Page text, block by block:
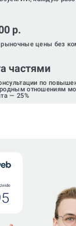
р.
цены без
частями
по
отношениям
— 25%